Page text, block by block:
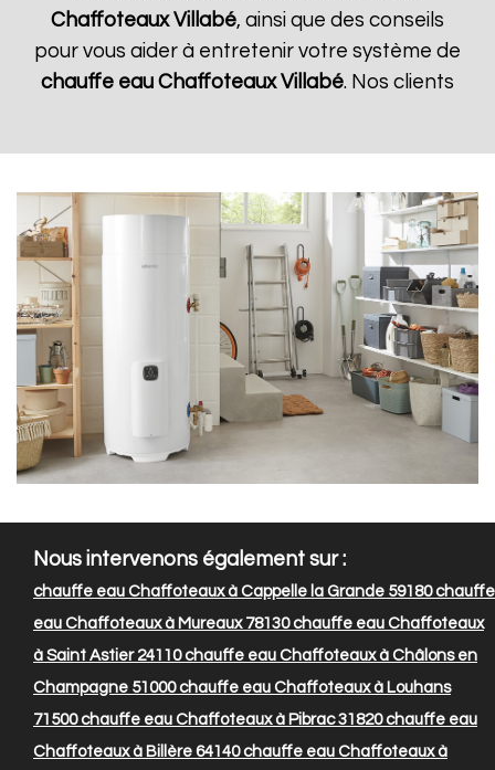
Chaffoteaux Villabé, ainsi que des conseils
pour vous aider à entretenir votre système de
chauffe eau Chaffoteaux Villabé. Nos clients
Nous intervenons également sur :
chauffe eau Chaffoteaux à Cappelle la Grande 59180chauffe
eau Chaffoteaux à Mureaux 78130chauffe eau Chaffoteaux
à Saint Astier 24110chauffe eau Chaffoteaux à Châlons en
Champagne 51000chauffe eau Chaffoteaux à Louhans
71500chauffe eau Chaffoteaux à Pibrac 31820chauffe eau
Chaffoteaux à Billère 64140chauffe eau Chaffoteaux à